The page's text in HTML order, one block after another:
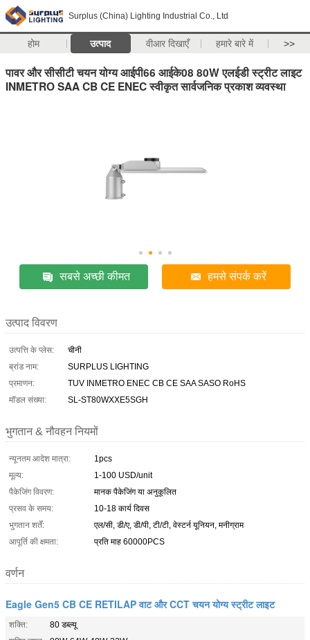
Surplus (China) Lighting Industrial Co., Ltd
होम उत्पाद वीआर दिखाएँ हमारे बारे में >>
पावर और सीसीटी चयन योग्य आईपी66 आईके08 80W एलईडी स्ट्रीट लाइट
INMETRO SAA CB CE ENEC स्वीकृत सार्वजनिक प्रकाश व्यवस्था
सबसे अच्छी कीमत हमसे संपर्क करें
उत्पाद विवरण
उत्पत्ति के प्लेस:
चीनी
ब्रांड नाम:
SURPLUS LIGHTING
प्रमाणन:
TUV INMETRO ENEC CB CE SAA SASO RoHS
मॉडल संख्या:
SL-ST80WXXE5SGH
भुगतान & नौवहन नियमों
न्यूनतम आदेश मात्रा:
1pcs
मूल्य:
1-100 USD/unit
पैकेजिंग विवरण:
मानक पैकेजिंग या अनुकूलित
प्रसव के समय:
10-18 कार्य दिवस
भुगतान शर्तें:
एल/सी, डी/ए, डी/पी, टी/टी, वेस्टर्न यूनियन, मनीग्राम
आपूर्ति की क्षमता:
प्रति माह 60000PCS
वर्णन
Eagle Gen5 CB CE RETILAP वाट और CCT चयन योग्य स्ट्रीट लाइट
शक्ति:
80 डब्ल्यू